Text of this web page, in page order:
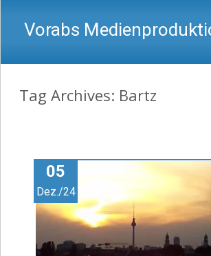
Vorabs
Tag Archives: Bartz
05
Dez./24